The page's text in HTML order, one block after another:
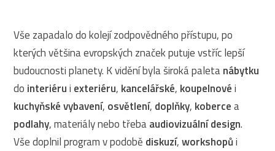
Vše zapadalo do kolejí zodpovědného přístupu, po
kterých většina evropských značek putuje vstříc lepší
budoucnosti planety. K vidění byla široká paletanábytku
do interiérui exteriéru, kancelářské, koupelnovéi
kuchyňské vybavení, osvětlení, doplňky, kobercea
podlahy, materiály nebo třebaaudiovizuální design.
Vše doplnil program v podobě diskuzí,workshopůi